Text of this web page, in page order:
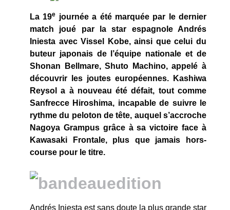
La 19e journée a été marquée par le dernier
match joué par la star espagnole Andrés
Iniesta avec Vissel Kobe, ainsi que celui du
buteur japonais de l’équipe nationale et de
Shonan Bellmare, Shuto Machino, appelé à
découvrir les joutes européennes. Kashiwa
Reysol a à nouveau été défait, tout comme
Sanfrecce Hiroshima, incapable de suivre le
rythme du peloton de tête, auquel s’accroche
Nagoya Grampus grâce à sa victoire face à
Kawasaki Frontale, plus que jamais hors-
course pour le titre.
Andrés Iniesta est sans doute la plus grande star